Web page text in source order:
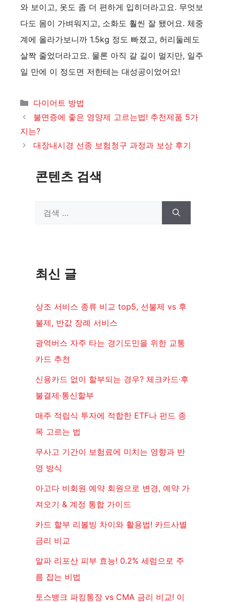
와 보이고, 옷도 좀 더 편하게 입히더라고요. 무엇보
다도 몸이 가벼워지고, 소화도 훨씬 잘 됐어요. 체중
계에 올라가보니까 1.5kg 정도 빠졌고, 허리둘레도
살짝 줄었더라고요. 물론 아직 갈 길이 멀지만, 일주
일 만에 이 정도면 저한테는 대성공이었어요!
카
테
고
리
다이어트 방법
불면증에 좋은 영양제 고르는법! 추천제품 5가
지는?
대장내시경 선종 보험청구 과정과 보상 후기
콘텐츠 검색
최신 글
상조 서비스 종류 비교 top5, 선불제 vs 후
불제, 반값 장례 서비스
광역버스 자주 타는 경기도민을 위한 교통
카드 추천
신용카드 없이 할부되는 경우? 체크카드·후
불결제·통신할부
매주 적립식 투자에 적합한 ETF나 펀드 종
목 고르는 법
무사고 기간이 보험료에 미치는 영향과 반
영 방식
아고다 비회원 예약 회원으로 변경, 예약 가
져오기 & 계정 통합 가이드
카드 할부 리볼빙 차이와 활용법! 카드사별
금리 비교
알파 리포산 피부 효능! 0.2% 세럼으로 주
름 잡는 비법
토스뱅크 파킹통장 vs CMA 금리 비교! 이